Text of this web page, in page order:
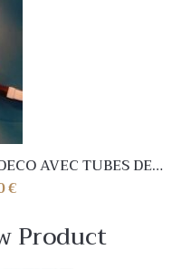
AVEC TUBES DE
cm . TRES BEL ETAT
€
Product